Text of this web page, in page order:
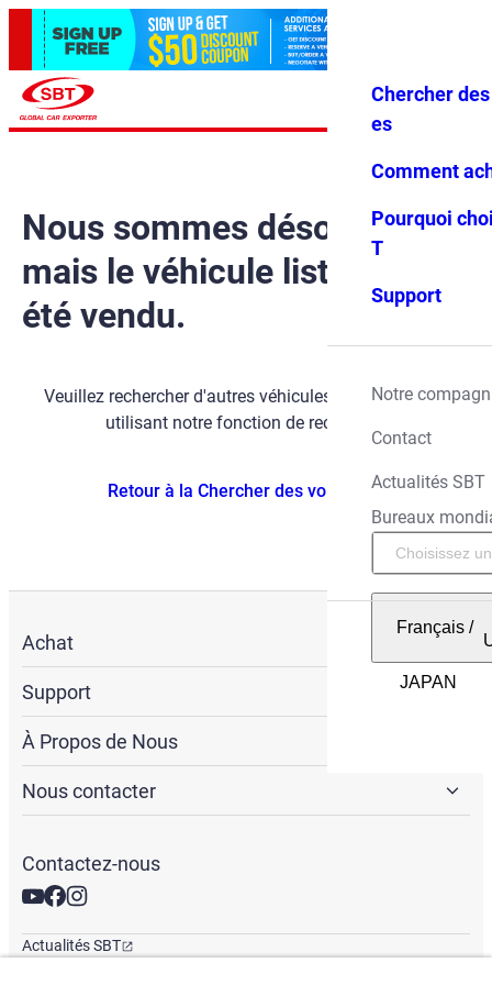
Se conne
Favoris Menu
Chercher
es
Comment
Pourquoi
T
Support
Notre
Contact
Actualités SBT
Bureaux
Français/
Nous sommes désolés,
mais le véhicule listé a déjà
été vendu.
Veuillez rechercher d'autres véhicules disponibles en
utilisant notre fonction de recherche.
Retour à la Chercher des voitures
Achat
Support
À Propos de Nous
Nous contacter
Contactez-nous
Actualités SBT